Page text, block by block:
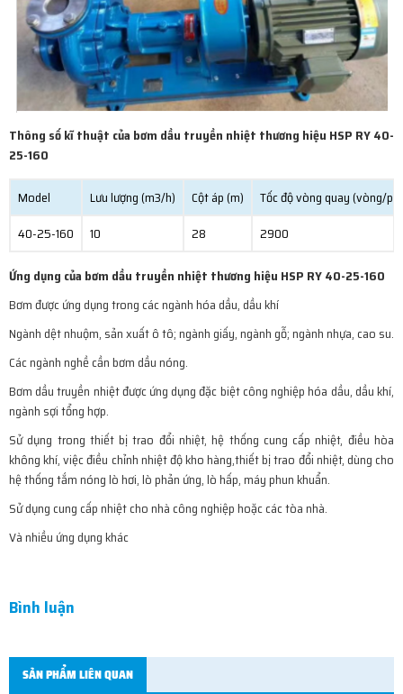
Thông số kĩ thuật của bơm dầu truyền nhiệt thương hiệu HSP RY 40-
25-160
Model Lưu lượng(m3/h) Cột áp(m)
Tốc độ vòng quay (vòng/
40-25-160
10 28 2900
Ứng dụng của bơm dầu truyền nhiệt thương hiệu HSP RY 40-25-160
Bơm được ứng dụng trong các ngành hóa dầu, dầu khí
Ngành dệt nhuộm, sản xuất ô tô; ngành giấy, ngành gỗ; ngành nhựa, cao su.
Các ngành nghề cần bơm dầu nóng.
Bơm dầu truyền nhiệt được ứng dụng đặc biệt công nghiệp hóa dầu, dầu khí,
ngành sợi tổng hợp.
Sử dụng trong thiết bị trao đổi nhiệt, hệ thống cung cấp nhiệt, điều hòa
không khí, việc điều chỉnh nhiệt độ kho hàng,thiết bị trao đổi nhiệt, dùng cho
hệ thống tắm nóng lò hơi, lò phản ứng, lò hấp, máy phun khuẩn.
Sử dụng cung cấp nhiệt cho nhà công nghiệp hoặc các tòa nhà.
Và nhiều ứng dụng khác
Bình luận
SẢN PHẨM LIÊN QUAN